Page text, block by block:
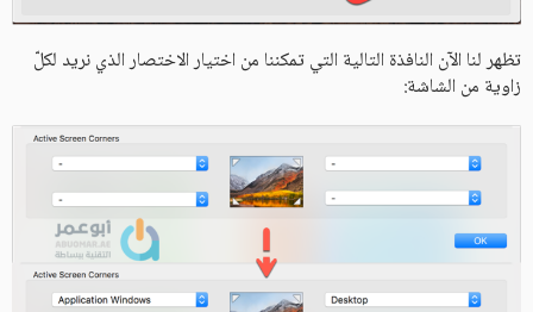
تظهر لنا الآن النافذة التالية التي تمكننا من اختيار الاختصار الذي نريد لكلّ
زاوية من الشاشة: